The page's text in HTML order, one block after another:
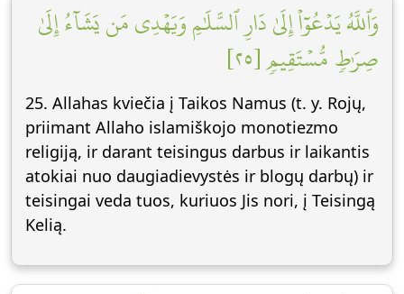
وَٱللَّهُ يَدۡعُوٓاْ إِلَىٰ دَارِ ٱلسَّلَٰمِ وَيَهۡدِي مَن يَشَآءُ إِلَىٰ
صِرَٰطٖ مُّسۡتَقِيمٖ [٢٥]
25. Allahas kviečia į Taikos Namus (t. y. Rojų,
priimant Allaho islamiškojo monotiezmo
religiją, ir darant teisingus darbus ir laikantis
atokiai nuo daugiadievystės ir blogų darbų) ir
teisingai veda tuos, kuriuos Jis nori, į Teisingą
Kelią.